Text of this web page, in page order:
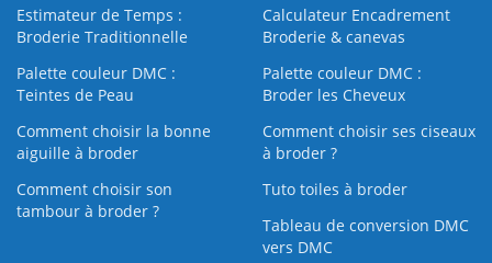
Estimateur de Temps :
Broderie Traditionnelle
Calculateur Encadrement
Broderie & canevas
Palette couleur DMC :
Teintes de Peau
Palette couleur DMC :
Broder les Cheveux
Comment choisir la bonne
aiguille à broder
Comment choisir ses ciseaux
à broder ?
Comment choisir son
tambour à broder ?
Tuto toiles à broder
Tableau de conversion DMC
vers DMC